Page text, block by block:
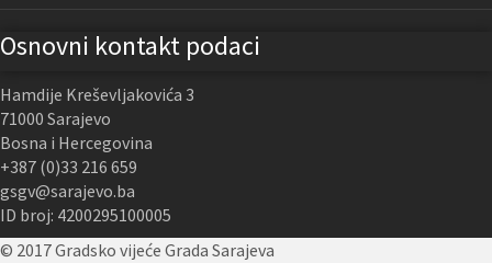
Osnovni kontakt podaci
Hamdije Kreševljakovića 3
71000 Sarajevo
Bosna i Hercegovina
+387 (0)33 216 659
gsgv@sarajevo.ba
ID broj: 4200295100005
© 2017 Gradsko vijeće Grada Sarajeva